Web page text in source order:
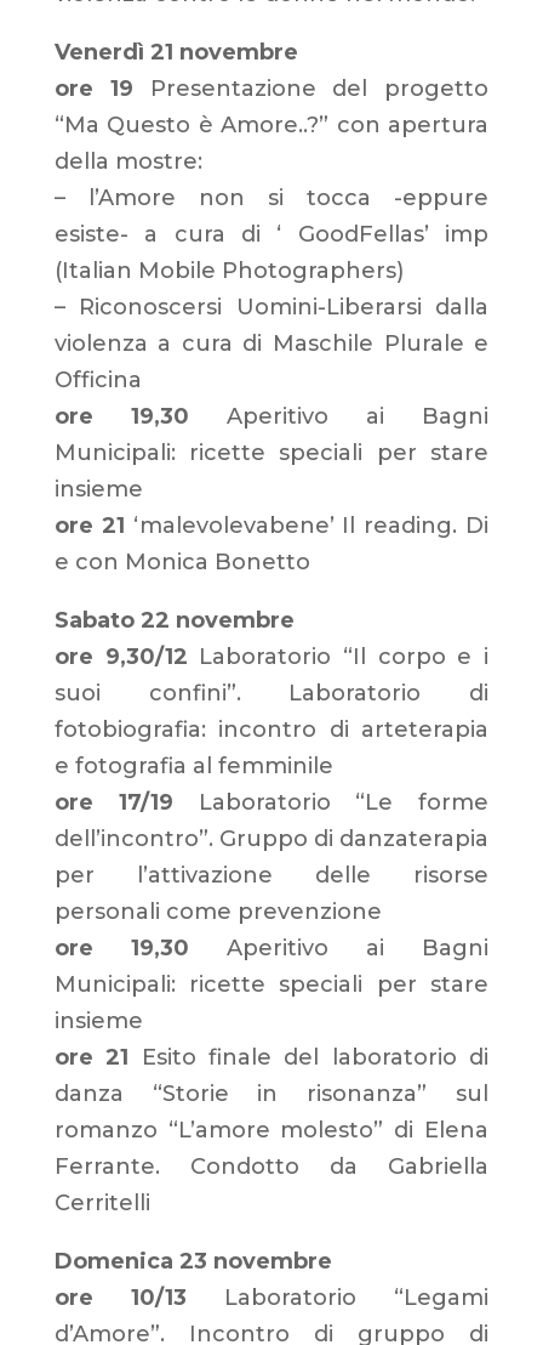
Venerdì 21 novembre
ore 19 Presentazione del progetto
“Ma Questo è Amore..?” con apertura
della mostre:
– l’Amore non si tocca -eppure
esiste- a cura di ‘ GoodFellas’ imp
(Italian Mobile Photographers)
– Riconoscersi Uomini-Liberarsi dalla
violenza a cura di Maschile Plurale e
Officina
ore 19,30 Aperitivo ai Bagni
Municipali: ricette speciali per stare
insieme
ore 21 ‘malevolevabene’ Il reading. Di
e con Monica Bonetto
Sabato 22 novembre
ore 9,30/12 Laboratorio “Il corpo e i
suoi confini”. Laboratorio di
fotobiografia: incontro di arteterapia
e fotografia al femminile
ore 17/19 Laboratorio “Le forme
dell’incontro”. Gruppo di danzaterapia
per l’attivazione delle risorse
personali come prevenzione
ore 19,30 Aperitivo ai Bagni
Municipali: ricette speciali per stare
insieme
ore 21 Esito finale del laboratorio di
danza “Storie in risonanza” sul
romanzo “L’amore molesto” di Elena
Ferrante. Condotto da Gabriella
Cerritelli
Domenica 23 novembre
ore 10/13 Laboratorio “Legami
d’Amore”. Incontro di gruppo di